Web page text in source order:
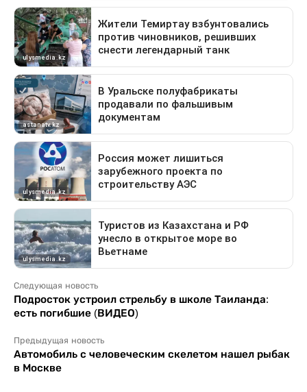
Следующая новость
Подросток устроил стрельбу в школе Таиланда:
есть погибшие (ВИДЕО)
Предыдущая новость
Автомобиль с человеческим скелетом нашел рыбак
в Москве